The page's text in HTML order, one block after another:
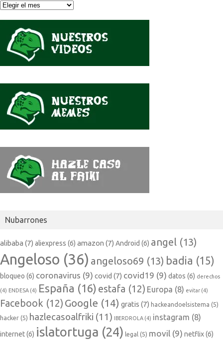
Lo
Nubarrones
alibaba (7) aliexpress (6) amazon (7) Android (6) angel (13)
Angeloso (36) angeloso69 (13) badia (15)
bloqueo (6) coronavirus (9) covid (7) covid19 (9) datos (6) derechos
(4) ENDESA (4) España (16) estafa (12) Europa (8) evitar (4)
Facebook (12) Google (14) gratis (7) hackeandoelsistema (5)
hacker (5) hazlecasoalfriki (11) IBERDROLA (4) instagram (8)
internet(6) islatortuga (24) legal (5) movil (9) netflix(6)